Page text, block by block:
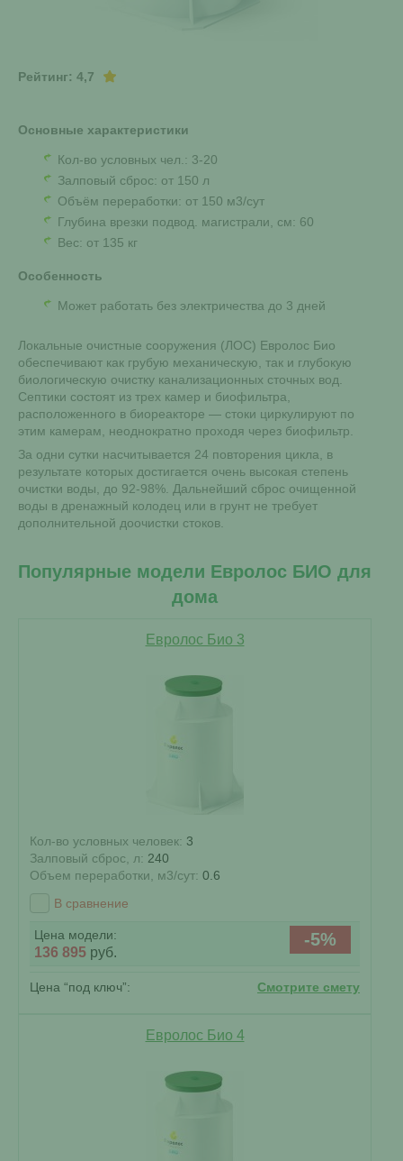
Рейтинг: 4,7
Основные характеристики
Кол-во условных чел.: 3-20
Залповый сброс: от 150 л
Объём переработки: от 150 м3/сут
Глубина врезки подвод. магистрали, см: 60
Вес: от 135 кг
Особенность
Может работать без электричества до 3 дней
Локальные очистные сооружения (ЛОС) Евролос Био
обеспечивают как грубую механическую, так и глубокую
биологическую очистку канализационных сточных вод.
Септики состоят из трех камер и биофильтра,
расположенного в биореакторе — стоки циркулируют по
этим камерам, неоднократно проходя через биофильтр.
За одни сутки насчитывается 24 повторения цикла, в
результате которых достигается очень высокая степень
очистки воды, до 92-98%. Дальнейший сброс очищенной
воды в дренажный колодец или в грунт не требует
дополнительной доочистки стоков.
Популярные модели Евролос БИО для
дома
Евролос Био 3
Кол-во условных человек: 3
Залповый сброс, л: 240
Объем переработки, м3/сут: 0.6
В сравнение
Цена модели:
136 895 руб.
-5%
Цена “под ключ”: Смотрите смету
Евролос Био 4